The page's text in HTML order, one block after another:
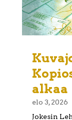
alkaa
elo 3, 2026
Jokesin